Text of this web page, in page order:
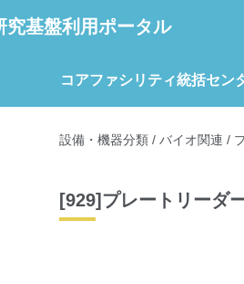
究基盤利用ポータル
コアファシリティ統括セン
設備・機器分類 / バイオ関連 /
[929]プレートリー